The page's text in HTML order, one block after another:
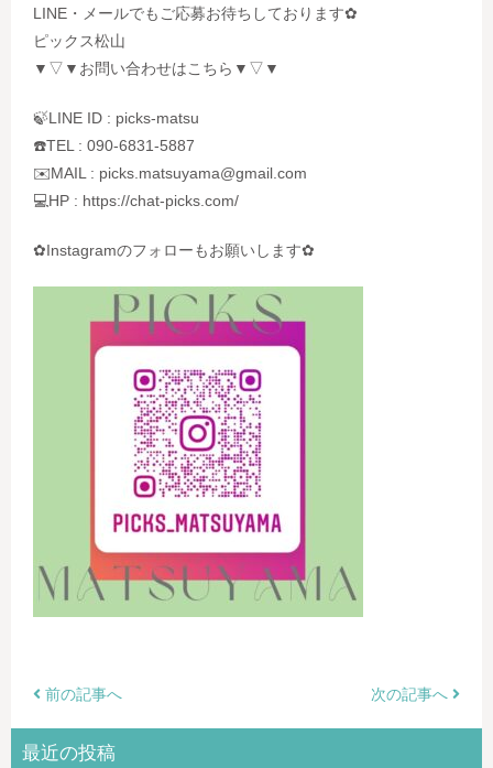
LINE・メールでもご応募お待ちしております✿
ピックス松山
▼▽▼お問い合わせはこちら▼▽▼
🍃LINE ID : picks-matsu
☎️TEL : 090-6831-5887
✉️MAIL : picks.matsuyama@gmail.com
💻HP : https://chat-picks.com/
✿Instagramのフォローもお願いします✿
前の記事へ 次の記事へ
最近の投稿